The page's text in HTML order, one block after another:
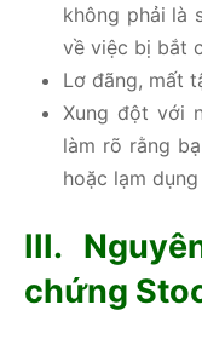
không phải là
về việc bị bắt
Lơ đãng, mất
Xung đột với
làm rõ rằng
hoặc lạm
III.
chứng